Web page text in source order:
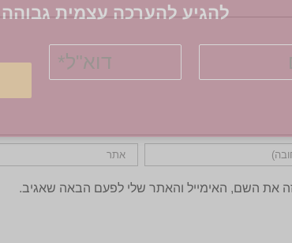
את השם, האימייל והאתר שלי לפעם הבאה שאגיב.
להגיע להערכה עצמית גבוהה​